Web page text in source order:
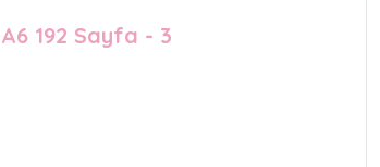
192 Sayfa - 3